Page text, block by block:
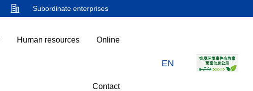
Subordinate enterprises
Human resources Online
Contact
EN